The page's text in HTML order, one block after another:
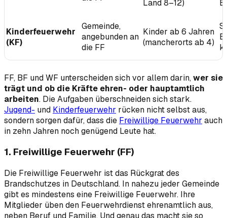
Land 8–12)
Kinderfeuerwehr
(KF)
Gemeinde,
angebunden an
die FF
Kinder ab 6 Jahren
(mancherorts ab 4)
FF, BF und WF unterscheiden sich vor allem darin,wer sie
trägt und ob die Kräfte ehren- oder hauptamtlich
arbeiten. Die Aufgaben überschneiden sich stark.
Jugend- und Kinderfeuerwehr rücken nicht selbst aus,
sondern sorgen dafür, dass die Freiwillige Feuerwehr auch
in zehn Jahren noch genügend Leute hat.
1. Freiwillige Feuerwehr (FF)
Die Freiwillige Feuerwehr ist das Rückgrat des
Brandschutzes in Deutschland. In nahezu jeder Gemeinde
gibt es mindestens eine Freiwillige Feuerwehr. Ihre
Mitglieder üben den Feuerwehrdienst ehrenamtlich aus,
neben Beruf und Familie. Und genau das macht sie so